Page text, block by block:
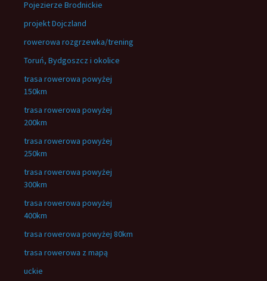
Pojezierze Brodnickie
projekt Dojczland
rowerowa rozgrzewka/trening
Toruń, Bydgoszcz i okolice
trasa rowerowa powyżej
150km
trasa rowerowa powyżej
200km
trasa rowerowa powyżej
250km
trasa rowerowa powyżej
300km
trasa rowerowa powyżej
400km
trasa rowerowa powyżej 80km
trasa rowerowa z mapą
uckie